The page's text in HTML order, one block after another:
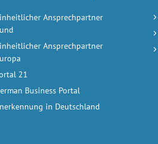
Ansprechpartner
Ansprechpartner
21
Business Portal
in Deutschland